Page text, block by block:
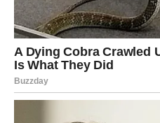
Moguće je da ćete dobiti
osobe od koje to najmanje
vratiti veru u ljude i pokazati
ni onda kada ste tako mislili.
Prijatelji će vam biti velika